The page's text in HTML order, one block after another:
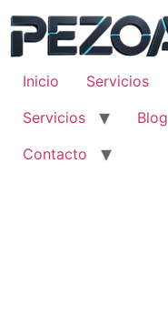
contenido
Inicio
Servicios
Servicios
Blog
Contacto